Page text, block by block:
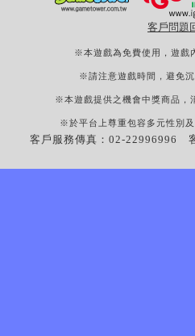
客戶問題
※本遊戲為免費使用，遊戲
※請注意遊戲時間，避免
※本遊戲提供之機會中獎商品，
※於平台上尊重包容多元性別
客戶服務傳真：02-22996996